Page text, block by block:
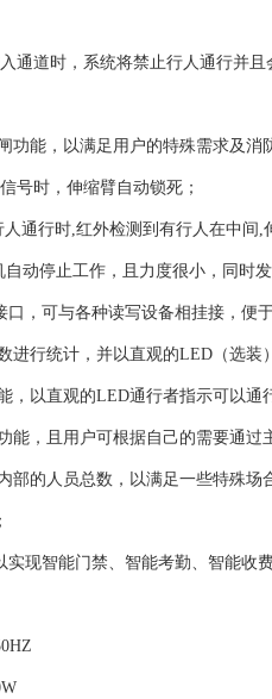
通道时，系统将禁止行人通行并
功能，以满足用户的特殊需求及消
号时，伸缩臂自动锁死；
通行时,红外检测到有行人在中间
动停止工作，且力度很小，同时
，可与各种读写设备相挂接，便
行统计，并以直观的LED（选
以直观的LED通行者指示可以通
，且用户可根据自己的需要通过
的人员总数，以满足一些特殊场
现智能门禁、智能考勤、智能收